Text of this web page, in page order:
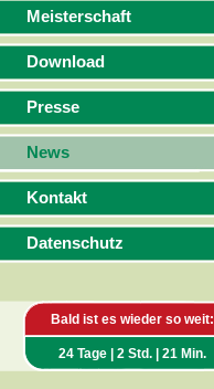
Meisterschaft
Download
Presse
News
Kontakt
Datenschutz
Bald ist es wieder so weit:
24 Tage | 2 Std. | 21 Min.